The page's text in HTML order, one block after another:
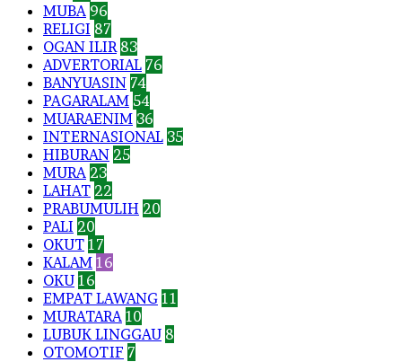
MUBA 96
RELIGI 87
OGAN ILIR 83
ADVERTORIAL 76
BANYUASIN 74
PAGARALAM 54
MUARAENIM 36
INTERNASIONAL 35
HIBURAN 25
MURA 23
LAHAT 22
PRABUMULIH 20
PALI 20
OKUT 17
KALAM 16
OKU 16
EMPAT LAWANG 11
MURATARA 10
LUBUK LINGGAU 8
OTOMOTIF 7